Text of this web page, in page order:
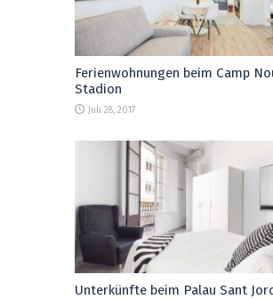
Ferienwohnungen beim Camp
Stadion
Juli 28, 2017
Unterkünfte beim Palau Sant